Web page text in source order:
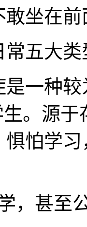
敢坐在前
五大类
种较
。源
怕学
甚至